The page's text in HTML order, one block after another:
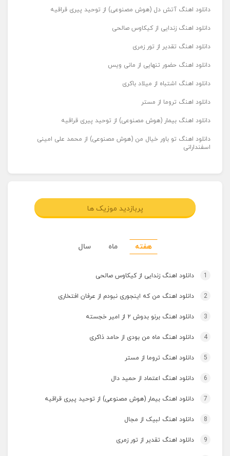
دانلود اهنگ آتش دل (هوش مصنوعی) از توحید پیری قراقیه
دانلود اهنگ زندایی از کیکاوس صالحی
دانلود اهنگ تقدیر از تور زمری
دانلود اهنگ حضور تنهایی از مانی ویس
دانلود اهنگ اشتباه از میلاد باکری
دانلود اهنگ تروما از مستر
دانلود اهنگ بیمار (هوش مصنوعی) از توحید پیری قراقیه
دانلود اهنگ تو باور خیال من (هوش مصنوعی) از محمد علی امینی
اسفندارانی
پربازدید موزیک ها
هفته ماه سال
1 دانلود اهنگ زندایی از کیکاوس صالحی
2 دانلود اهنگ من که اینجوری نبودم از عرفان افتخاری
3 دانلود اهنگ برنو بدوش ۲ از امیر خجسته
4 دانلود اهنگ ماه من بودی از حامد ذاکری
5 دانلود اهنگ تروما از مستر
6 دانلود اهنگ اعتماد از حمید دال
7 دانلود اهنگ بیمار (هوش مصنوعی) از توحید پیری قراقیه
8 دانلود اهنگ لبیک از مجال
9 دانلود اهنگ تقدیر از تور زمری